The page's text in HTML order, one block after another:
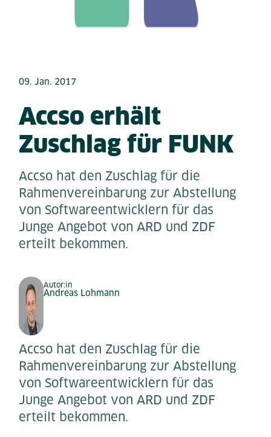
09. Jan. 2017
Accso erhält
Zuschlag für FUNK
Accso hat den Zuschlag für die
Rahmenvereinbarung zur Abstellung
von Softwareentwicklern für das
Junge Angebot von ARD und ZDF
erteilt bekommen.
Autor:in
Andreas Lohmann
Accso hat den Zuschlag für die
Rahmenvereinbarung zur Abstellung
von Softwareentwicklern für das
Junge Angebot von ARD und ZDF
erteilt bekommen.